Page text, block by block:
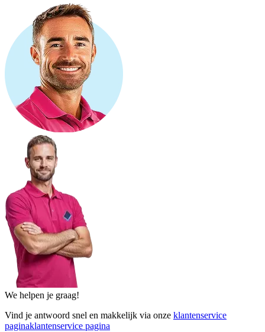
We helpen je graag!
Vind je antwoord snel en makkelijk via onze klantenservice
paginaklantenservice pagina